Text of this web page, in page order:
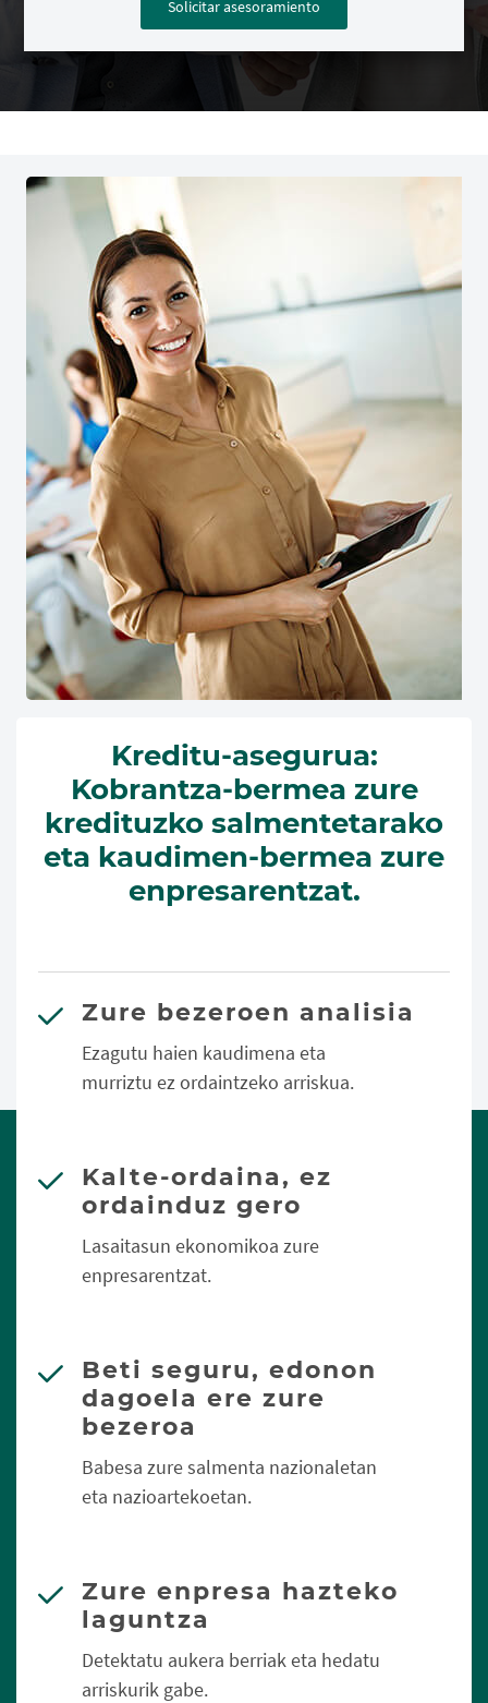
Solicitar asesoramiento
Kreditu-asegurua:
Kobrantza-bermea zure
kredituzko salmentetarako
eta kaudimen-bermea zure
enpresarentzat.
Zure bezeroen analisia
Ezagutu haien kaudimena eta
murriztu ez ordaintzeko arriskua.
Kalte-ordaina, ez
ordainduz gero
Lasaitasun ekonomikoa zure
enpresarentzat.
Beti seguru, edonon
dagoela ere zure
bezeroa
Babesa zure salmenta nazionaletan
eta nazioartekoetan.
Zure enpresa hazteko
laguntza
Detektatu aukera berriak eta hedatu
arriskurik gabe.